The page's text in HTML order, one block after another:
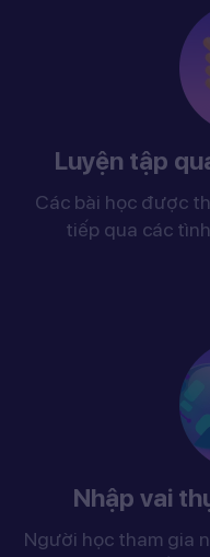
Luyện tập
Các bài học được
tiếp qua các
Nhập vai
Người học tham gia